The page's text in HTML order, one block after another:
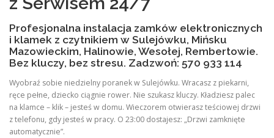
Profesjonalna instalacja zamków elektronicznych
i klamek z czytnikiem w Sulejówku, Mińsku
Mazowieckim, Halinowie, Wesołej, Rembertowie.
Bez kluczy, bez stresu. Zadzwoń: 570 933 114
Wyobraź sobie niedzielny poranek w Sulejówku. Wracasz z piekarni,
ręce pełne, dziecko ciągnie rower. Nie szukasz kluczy. Kładziesz palec
na klamce – klik – jesteś w domu. Wieczorem otwierasz teściowej drzwi
z telefonu, gdy jesteś w pracy. O 23:00 dostajesz: „Drzwi zamknięte
automatycznie”.